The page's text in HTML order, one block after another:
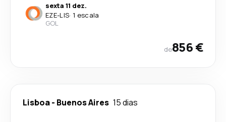
sexta 11 dez.
EZE-LIS· 1 escala
GOL
de856 €
Lisboa- Buenos Aires 15 dias